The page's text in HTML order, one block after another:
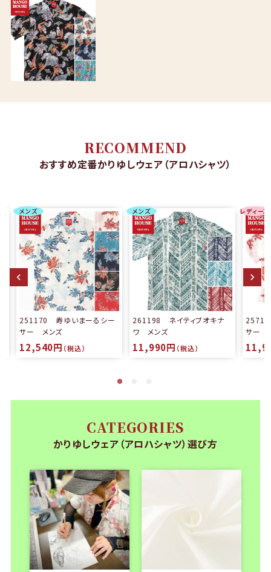
RECOMMEND
おすすめ定番かりゆしウェア（アロハシャツ）
メンズ
251170 寿ゆいまーるシー
サー メンズ
12,540円 （税込）
メンズ
261198 ネイティブオキナ
ワ メンズ
11,990円 （税込）
レディース
サー
CATEGORIES
かりゆしウェア（アロハシャツ）選び方